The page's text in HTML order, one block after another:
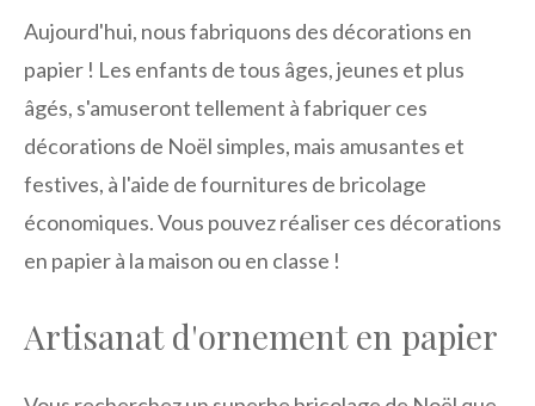
Aujourd'hui, nous fabriquons des décorations en
papier ! Les enfants de tous âges, jeunes et plus
âgés, s'amuseront tellement à fabriquer ces
décorations de Noël simples, mais amusantes et
festives, à l'aide de fournitures de bricolage
économiques. Vous pouvez réaliser ces décorations
en papier à la maison ou en classe !
Artisanat d'ornement en papier